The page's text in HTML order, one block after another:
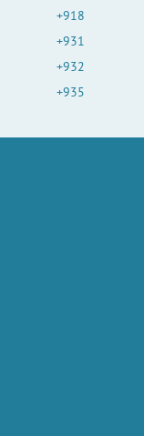
+918
+931
+932
+935